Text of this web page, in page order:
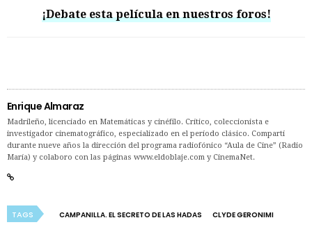
¡Debate esta película en nuestros foros!
Enrique Almaraz
Madrileño, licenciado en Matemáticas y cinéfilo. Crítico, coleccionista e
investigador cinematográfico, especializado en el período clásico. Compartí
durante nueve años la dirección del programa radiofónico “Aula de Cine” (Radio
María) y colaboro con las páginas www.eldoblaje.com y CinemaNet.
TAGS CAMPANILLA. EL SECRETO DE LAS HADAS
CLYDE GERONIMI